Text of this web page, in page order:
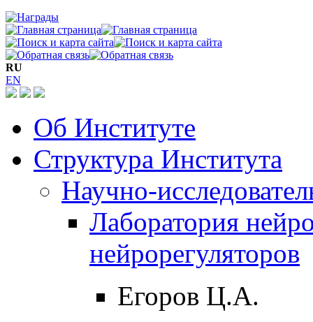
RU
EN
Об Институте
Структура Института
Научно-
Лаборатория
нейрорегуляторов
Егоров Ц.А.